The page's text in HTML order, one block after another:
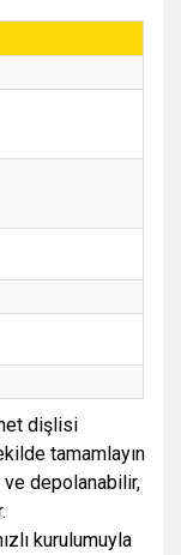
dişlisi
tamamlayın
ve depolanabilir,
kurulumuyla